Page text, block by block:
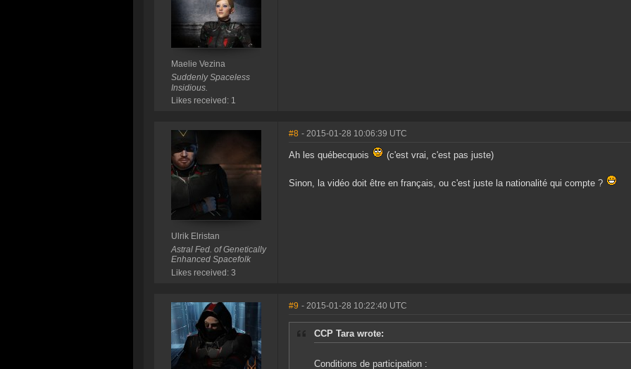
Maelie Vezina
Suddenly Spaceless
Insidious.
Likes received: 1
Ulrik Elristan
Astral Fed. of Genetically
Enhanced Spacefolk
Likes received: 3
#8 - 2015-01-28 10:06:39 UTC
Ah les québecquois (c'est vrai, c'est pas juste)
Sinon, la vidéo doit être en français, ou c'est juste la nationalité qui compte ?
#9 - 2015-01-28 10:22:40 UTC
CCP Tara wrote:
Conditions de participation :